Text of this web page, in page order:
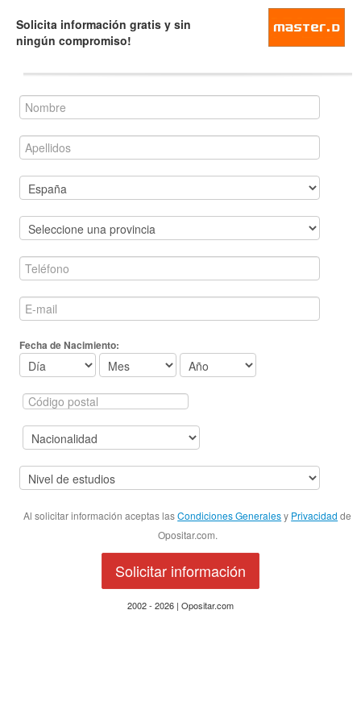
Solicita información gratis y sin
ningún compromiso!
Fecha de Nacimiento:
Al solicitar información aceptas lasCondiciones Generalesy Privacidad de
Opositar.com.
Solicitar información
2002 - 2026 | Opositar.com